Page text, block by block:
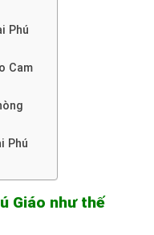
Phú
Cam
Phú
Giáo như thế